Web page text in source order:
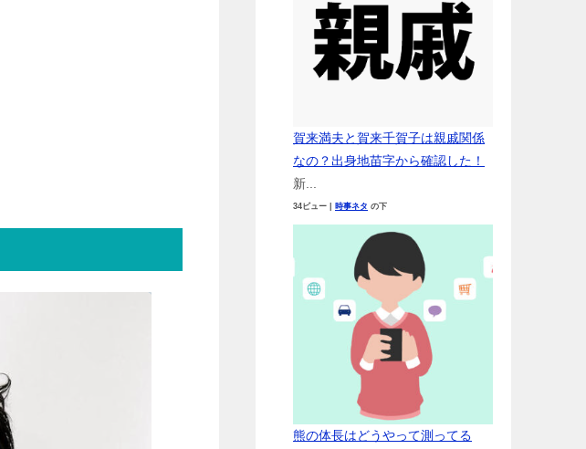
賀来満夫と賀来千賀子は親戚関係
なの？出身地苗字から確認した！
新...
34ビュー 時事ネタ の下
熊の体長はどうやって測ってる